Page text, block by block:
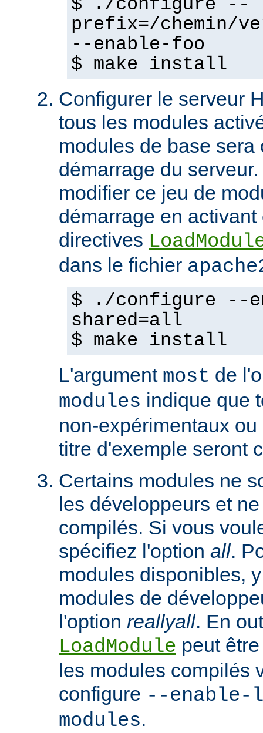
$ ./configure --
prefix=/chemin/
--enable-foo
$ make install
Configurer le serveur
tous les modules
modules de base sera
démarrage du
modifier ce jeu de
démarrage en
directives
dans le fichier
$ ./configure --
shared=all
$ make install
L'argument most de
modules indique que
non-expérimentaux
titre d'exemple seront
Certains modules ne
les développeurs et
compilés. Si vous
spécifiez l'option all.
modules disponibles,
modules de
l'option reallyall. En
LoadModule peut
les modules compilés
configure --
modules.